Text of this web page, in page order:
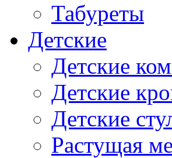
Табуреты
Детские
Детские
Детские
Детские
Растущая